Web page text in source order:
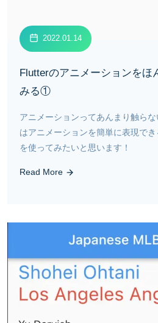
2022.01.14
Flutterのアニメーションをほ
みる①
アニメーションってあんまり触ら
はアニメーションを簡単に表現で
を使ってみたいと思います！
Read More